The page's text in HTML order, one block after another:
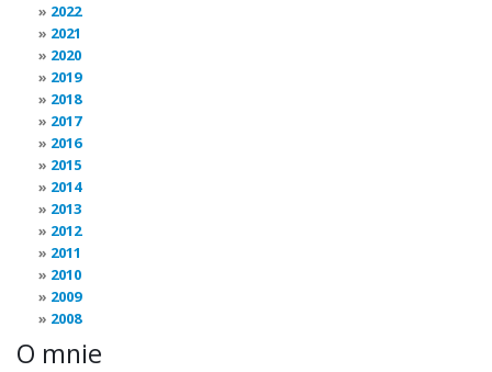
2022
2021
2020
2019
2018
2017
2016
2015
2014
2013
2012
2011
2010
2009
2008
O mnie